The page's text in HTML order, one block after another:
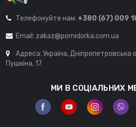
Телефонуйте нам: +380 (67) 009
Email: zakaz@pomidorka.com.ua
Адреса: Україна, Дніпропетровська
Пушкіна, 17
МИ В СОЦІАЛЬНИХ